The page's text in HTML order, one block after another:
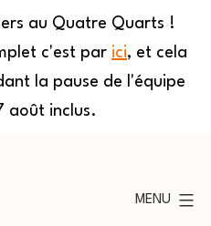
au Quatre Quarts !
c'est par ici, et cela
la pause de l'équipe
août inclus.
MENU